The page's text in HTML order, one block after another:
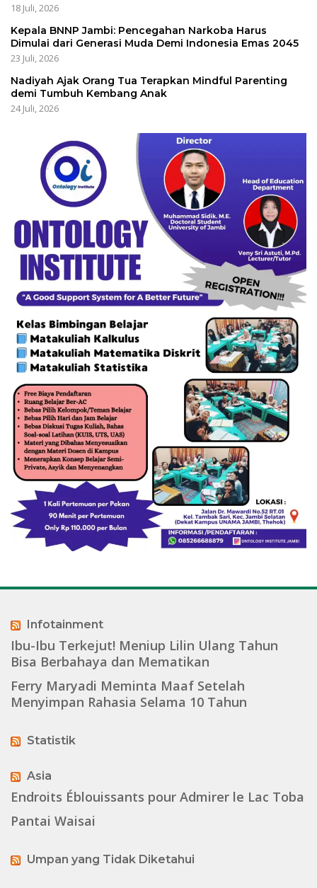
18 Juli, 2026
Kepala BNNP Jambi: Pencegahan Narkoba Harus
Dimulai dari Generasi Muda Demi Indonesia Emas 2045
23 Juli, 2026
Nadiyah Ajak Orang Tua Terapkan Mindful Parenting
demi Tumbuh Kembang Anak
24 Juli, 2026
Infotainment
Ibu-Ibu Terkejut! Meniup Lilin Ulang Tahun
Bisa Berbahaya dan Mematikan
Ferry Maryadi Meminta Maaf Setelah
Menyimpan Rahasia Selama 10 Tahun
Statistik
Asia
Endroits Éblouissants pour Admirer le Lac Toba
Pantai Waisai
Umpan yang Tidak Diketahui